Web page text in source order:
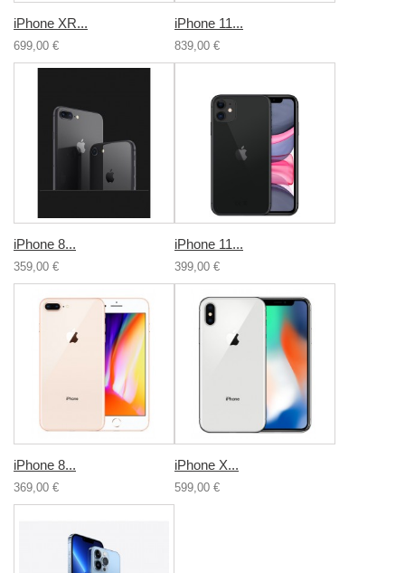
iPhone XR...
699,00 €
iPhone 11...
839,00 €
iPhone 8...
359,00 €
iPhone 11...
399,00 €
iPhone 8...
369,00 €
iPhone X...
599,00 €